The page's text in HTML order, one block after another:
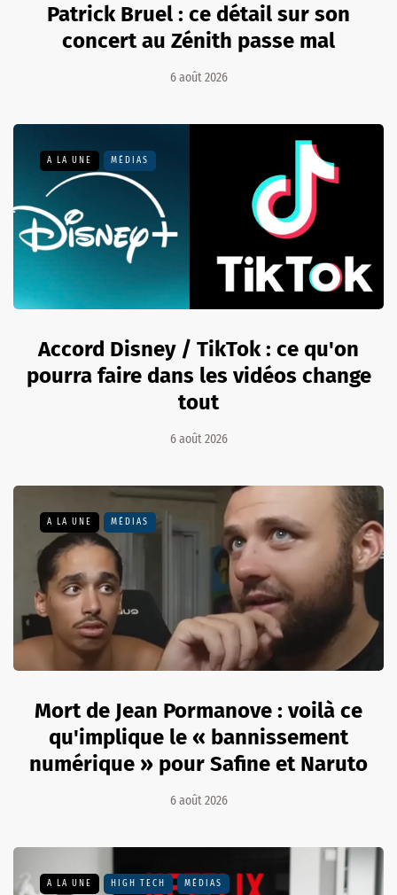
Patrick Bruel : ce détail sur son
concert au Zénith passe mal
6 août 2026
A LA UNE MÉDIAS
Accord Disney / TikTok : ce qu'on
pourra faire dans les vidéos change
tout
6 août 2026
A LA UNE MÉDIAS
Mort de Jean Pormanove : voilà ce
qu'implique le « bannissement
numérique » pour Safine et Naruto
6 août 2026
A LA UNE HIGH TECH MÉDIAS